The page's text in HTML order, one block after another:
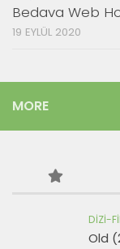
Bedava Web
19 EYLÜL 2020
MORE
DIZI-
Old